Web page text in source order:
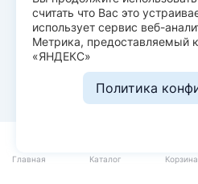
Главная Каталог Корзина
© Арт Текс — продажа тканей оптом,
Пользовательское соглашение
Политика конфиденциальности
Разработка сайта —
считать что Вас это
использует сервис веб-
Метрика, предоставляемый
«ЯНДЕКС»
Политика